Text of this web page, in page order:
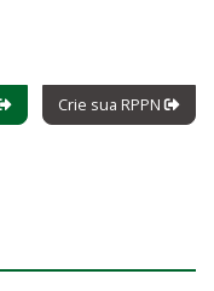
Crie sua RPPN